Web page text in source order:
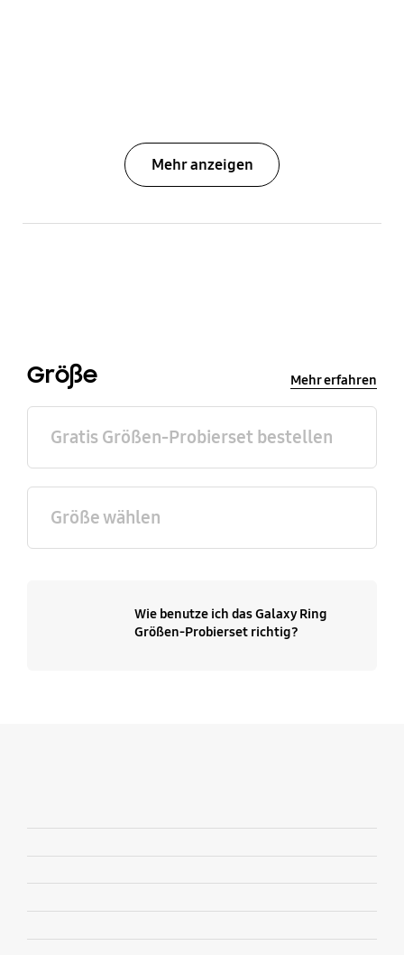
Mehr anzeigen
Größe Mehr erfahren
Gratis Größen-Probierset bestellen
Größe wählen
Wie benutze ich das Galaxy Ring
Größen-Probierset richtig?